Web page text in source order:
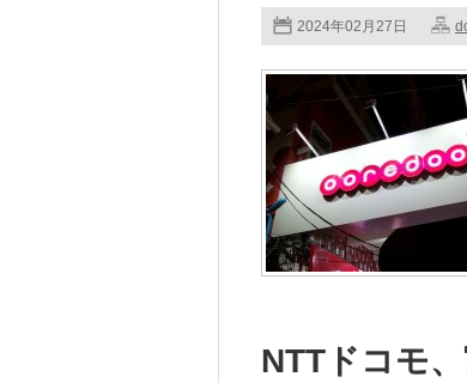
2024年02月27日
NTTドコモ